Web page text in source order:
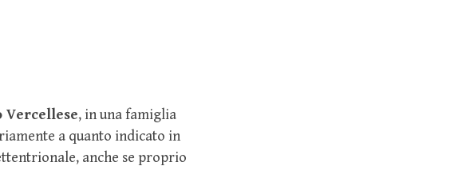
Vercellese, in una famiglia
a quanto indicato in
anche se proprio